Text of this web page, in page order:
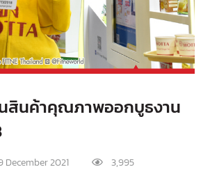
สินค้าคุณภาพออกบูธงาน
December 2021 3,995